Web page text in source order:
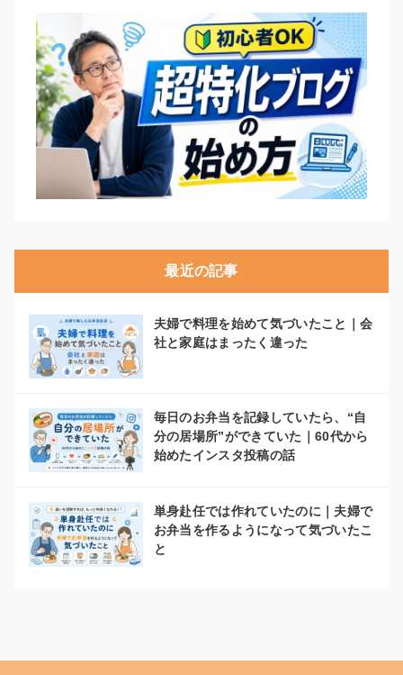
最近の記事
夫婦で料理を始めて気づいたこと｜会
社と家庭はまったく違った
毎日のお弁当を記録していたら、“自
分の居場所”ができていた｜60代から
始めたインスタ投稿の話
単身赴任では作れていたのに｜夫婦で
お弁当を作るようになって気づいたこ
と